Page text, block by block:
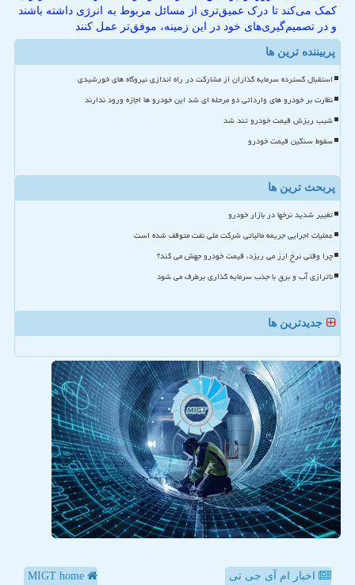
کمک می‌کند تا درک عمیق‌تری از مسائل مربوط به انرژی داشته باشند
و در تصمیم‌گیری‌های خود در این زمینه، موفق‌تر عمل کنند
پربیننده ترین ها
استقبال گسترده سرمایه گذاران از مشارکت در راه اندازی نیروگاه های خورشیدی
نظارت بر خودرو های وارداتی دو مرحله ای شد این خودرو ها اجازه ورود ندارند
شیب ریزش قیمت خودرو تند شد
سقوط سنگین قیمت خودرو
پربحث ترین ها
تغییر شدید نرخها در بازار خودرو
عملیات اجرایی جریمه مالیاتی شرکت ملی نفت متوقف شده است
چرا وقتی نرخ ارز می ریزد، قیمت خودرو جهش می کند؟
ناترازی آب و برق با جذب سرمایه گذاری برطرف می شود
جدیدترین ها
اخبار ام آی جی تی